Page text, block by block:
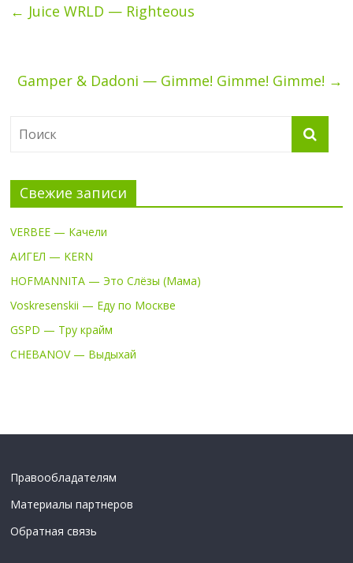
← Juice WRLD — Righteous
Gamper & Dadoni — Gimme! Gimme! Gimme! →
Свежие записи
VERBEE — Качели
АИГЕЛ — KERN
HOFMANNITA — Это Слёзы (Мама)
Voskresenskii — Еду по Москве
GSPD — Тру крайм
CHEBANOV — Выдыхай
Правообладателям
Материалы партнеров
Обратная связь